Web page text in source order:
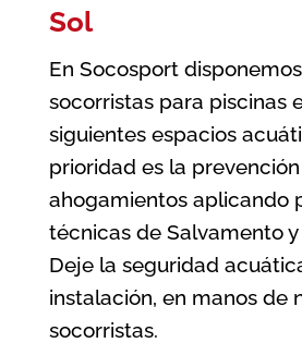
Sol
En Socosport
socorristas para piscinas
siguientes espacios
prioridad es la
ahogamientos aplicando
técnicas de Salvamento y
Deje la seguridad
instalación, en manos de
socorristas.